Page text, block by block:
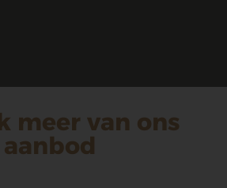
meer van ons
aanbod